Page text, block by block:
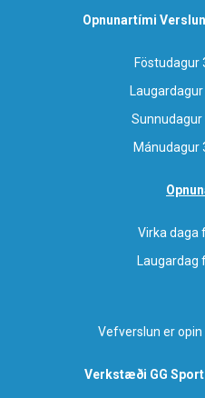
Opnunartími
Föstudagur
Laugardagur
Sunnudagur
Mánudagur
Virka daga
Laugardag
Vefverslun er
Verkstæði GG